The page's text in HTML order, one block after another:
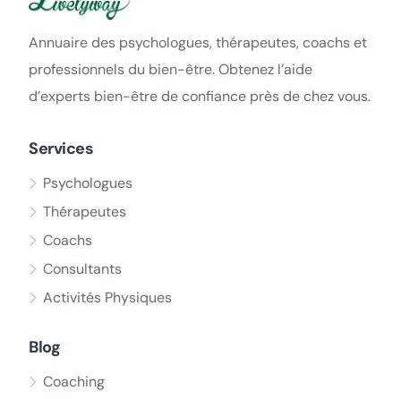
Annuaire des psychologues, thérapeutes, coachs et
professionnels du bien-être. Obtenez l’aide
d’experts bien-être de confiance près de chez vous.
Services
Psychologues
Thérapeutes
Coachs
Consultants
Activités Physiques
Blog
Coaching